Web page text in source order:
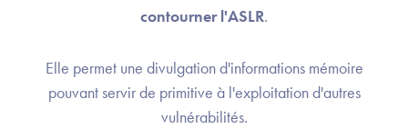
contourner l'ASLR.
Elle permet une divulgation d'informations mémoire
pouvant servir de primitive à l'exploitation d'autres
vulnérabilités.